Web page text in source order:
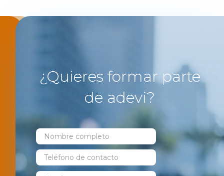
¿Quieres formar parte
de adevi?